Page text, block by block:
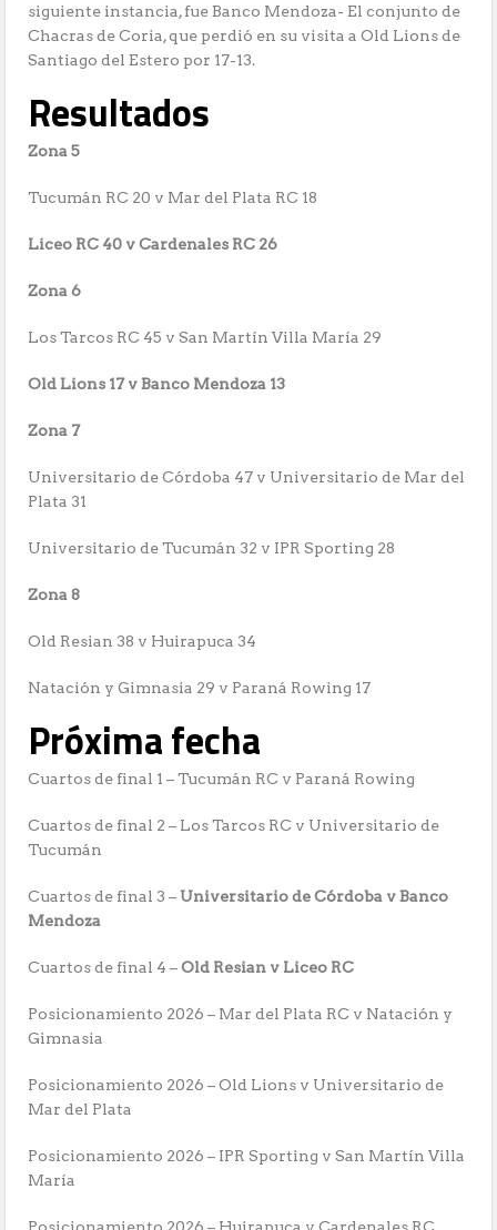
siguiente instancia, fue Banco Mendoza- El conjunto de
Chacras de Coria, que perdió en su visita a Old Lions de
Santiago del Estero por 17-13.
Resultados
Zona 5
Tucumán RC 20 v Mar del Plata RC 18
Liceo RC 40 v Cardenales RC 26
Zona 6
Los Tarcos RC 45 v San Martín Villa María 29
Old Lions 17 v Banco Mendoza 13
Zona 7
Universitario de Córdoba 47 v Universitario de Mar del
Plata 31
Universitario de Tucumán 32 v IPR Sporting 28
Zona 8
Old Resian 38 v Huirapuca 34
Natación y Gimnasia 29 v Paraná Rowing 17
Próxima fecha
Cuartos de final 1 – Tucumán RC v Paraná Rowing
Cuartos de final 2 – Los Tarcos RC v Universitario de
Tucumán
Cuartos de final 3 – Universitario de Córdoba v Banco
Mendoza
Cuartos de final 4 –Old Resian v Liceo RC
Posicionamiento 2026 – Mar del Plata RC v Natación y
Gimnasia
Posicionamiento 2026 – Old Lions v Universitario de
Mar del Plata
Posicionamiento 2026 – IPR Sporting v San Martín Villa
María